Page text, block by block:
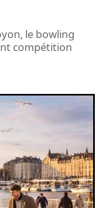
le bowling
compétition